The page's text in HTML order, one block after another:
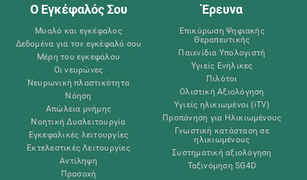
Ο Εγκέφαλός Σου
Μυαλό και εγκέφαλος
Δεδομένα για τον εγκέφαλό σου
Μέρη του εγκεφάλου
Οι νευρώνες
Νευρωνική πλαστικότητα
Νόηση
Απώλεια μνήμης
Νοητική Δυσλειτουργία
Εγκεφαλικές λειτουργίες
Εκτελεστικές Λειτουργίες
Αντίληψη
Προσοχή
Έρευνα
Επικύρωση Ψηφιακής
Θεραπευτικής
Παιχνίδια Υπολογιστή
Υγιείς Ενήλικες
Πιλότοι
Ολιστική Αξιολόγηση
Υγιείς ηλικιωμένοι (iTV)
Προπόνηση για Ηλικιωμένους
Γνωστική κατάσταση σε
ηλικιωμένους
Συστηματική αξιολόγηση
Ταξινόμηση SG4D